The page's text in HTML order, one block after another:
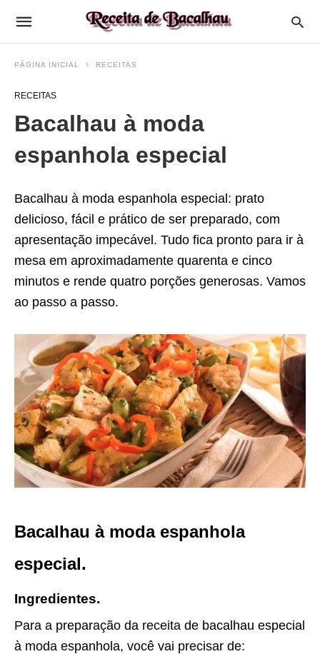
PÁGINA INICIAL RECEITAS
RECEITAS
Bacalhau à moda
espanhola especial
Bacalhau à moda espanhola especial: prato
delicioso, fácil e prático de ser preparado, com
apresentação impecável. Tudo fica pronto para ir à
mesa em aproximadamente quarenta e cinco
minutos e rende quatro porções generosas. Vamos
ao passo a passo.
Bacalhau à moda espanhola
especial.
Ingredientes.
Para a preparação da receita de bacalhau especial
à moda espanhola, você vai precisar de: